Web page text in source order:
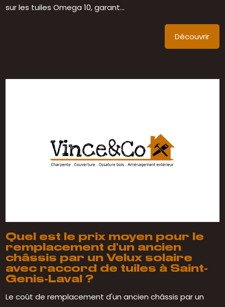
sur les tuiles Omega 10, garant...
Découvrir
Quel est le prix moyen pour le
remplacement d'un ancien
châssis par un Velux solaire
avec raccord de tuiles à Saint-
Genis-Laval ?
Le coût de remplacement d'un ancien châssis par un